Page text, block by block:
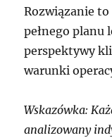
Rozwiązanie
pełnego planu
perspektywy
warunki
Wskazówka:
analizowany